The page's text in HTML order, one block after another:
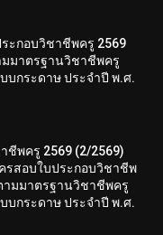
ะกอบวิชาชีพครู 2569
มมาตรฐานวิชาชีพครู
บกระดาษ ประจำปี พ.ศ.
ชีพครู 2569 (2/2569)
รสอบใบประกอบวิชาชีพ
ามมาตรฐานวิชาชีพครู
บกระดาษ ประจำปี พ.ศ.